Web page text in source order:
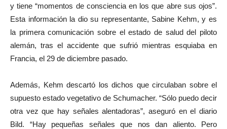
y tiene “momentos de consciencia en los que abre sus ojos”.
Esta información la dio su representante, Sabine Kehm, y es
la primera comunicación sobre el estado de salud del piloto
alemán, tras el accidente que sufrió mientras esquiaba en
Francia, el 29 de diciembre pasado.
Además, Kehm descartó los dichos que circulaban sobre el
supuesto estado vegetativo de Schumacher. “Sólo puedo decir
otra vez que hay señales alentadoras”, aseguró en el diario
Bild. “Hay pequeñas señales que nos dan aliento. Pero